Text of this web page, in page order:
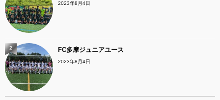
2023年8月4日
FC多摩ジュニアユース
2023年8月4日
2